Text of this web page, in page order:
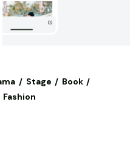
Stage
Book
Fashion